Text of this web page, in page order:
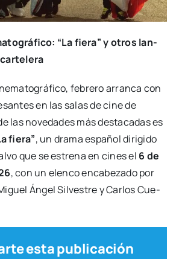
“La fie­ra” y otros lan­
febre­ro arran­ca con
en las salas de cine de
las nove­da­des más des­ta­ca­das es
fie­ra”, un dra­ma espa­ñol diri­gi­do
que se estre­na en cines el 6 de
, con un elen­co enca­be­za­do por
Ángel Sil­ves­tre y Car­los Cue­
esta publicación